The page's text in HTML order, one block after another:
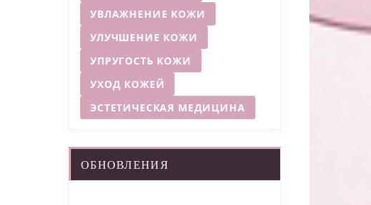
УВЛАЖНЕНИЕ КОЖИ
УЛУЧШЕНИЕ КОЖИ
УПРУГОСТЬ КОЖИ
УХОД КОЖЕЙ
ЭСТЕТИЧЕСКАЯ МЕДИЦИНА
ОБНОВЛЕНИЯ